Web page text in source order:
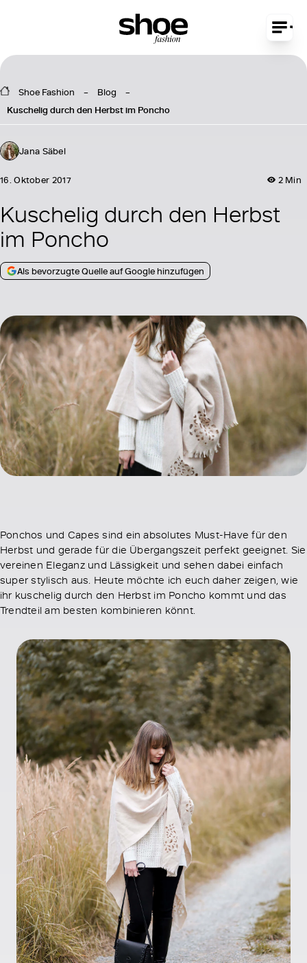
Shoe Fashion
Blog
Kuschelig durch den Herbst im Poncho
Jana Säbel
2 Min
16. Oktober 2017
Kuschelig durch den Herbst
im Poncho
Als bevorzugte Quelle auf Google hinzufügen
Ponchos und Capes sind ein absolutes Must-Have für den
Herbst und gerade für die Übergangszeit perfekt geeignet. Sie
vereinen Eleganz und Lässigkeit und sehen dabei einfach
super stylisch aus. Heute möchte ich euch daher zeigen, wie
ihr kuschelig durch den Herbst im Poncho kommt und das
Trendteil am besten kombinieren könnt.